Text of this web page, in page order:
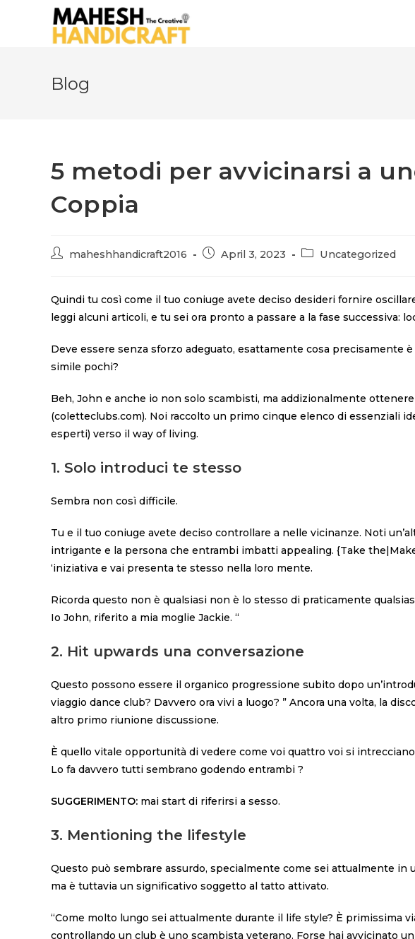
Blog
5 metodi per avvicinarsi a
Coppia
maheshhandicraft2016 April 3, 2023 Uncategorized
Quindi tu così come il tuo coniuge avete deciso desideri fornire
leggi alcuni articoli, e tu sei ora pronto a passare a la fase successiva:
Deve essere senza sforzo adeguato, esattamente cosa precisamente
simile pochi?
Beh, John e anche io non solo scambisti, ma addizionalmente
(coletteclubs.com). Noi raccolto un primo cinque elenco di essenziali
esperti) verso il way of living.
1. Solo introduci te stesso
Sembra non così difficile.
Tu e il tuo coniuge avete deciso controllare a nelle vicinanze. Noti
intrigante e la persona che entrambi imbatti appealing. {Take
‘iniziativa e vai presenta te stesso nella loro mente.
Ricorda questo non è qualsiasi non è lo stesso di praticamente
Io John, riferito a mia moglie Jackie. “
2. Hit upwards una conversazione
Questo possono essere il organico progressione subito dopo
viaggio dance club? Davvero ora vivi a luogo? ” Ancora una volta, la
altro primo riunione discussione.
È quello vitale opportunità di vedere come voi quattro voi si
Lo fa davvero tutti sembrano godendo entrambi ?
SUGGERIMENTO: mai start di riferirsi a sesso.
3. Mentioning the lifestyle
Questo può sembrare assurdo, specialmente come sei attualmente in
ma è tuttavia un significativo soggetto al tatto attivato.
“Come molto lungo sei attualmente durante il life style? È primissima
controllando un club è uno scambista veterano. Forse hai avvicinato